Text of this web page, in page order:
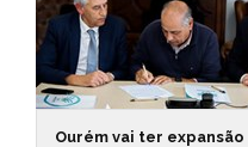
Ourém vai ter